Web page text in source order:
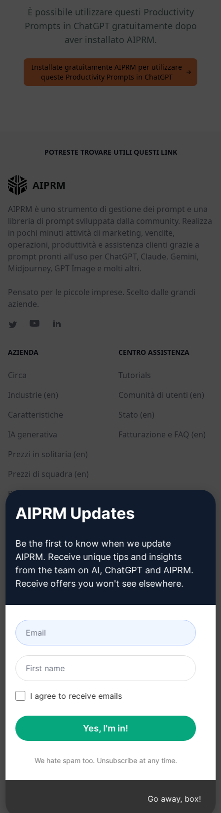
È possibile utilizzare questi Productivity
Prompts in ChatGPT gratuitamente dopo
aver installato AIPRM.
Installate gratuitamente AIPRM per utilizzare
queste Productivity Prompts in ChatGPT
POTRESTE TROVARE UTILI QUESTI LINK
AIPRM
AIPRM è uno strumento di gestione dei prompt e una
libreria di prompt sviluppata dalla community. Realizza
in pochi minuti attività di marketing, vendite,
operazioni, produttività e assistenza clienti grazie a
prompt pronti all'uso per ChatGPT, Claude, Gemini,
Midjourney, GPT Image e molti altri.
Pensato per le piccole imprese. Scelto dalle grandi
aziende.
AZIENDA
Circa
Industrie (en)
Caratteristiche
IA generativa
Prezzi in solitaria (en)
Prezzi di squadra (en)
Blog (en)
CENTRO ASSISTENZA
Tutorials
Comunità di utenti (en)
Stato (en)
Fatturazione e FAQ (en)
Informativa sulla privacy
(en)
Politica di utilizzo
Termini dell'estensione
del browser (en)
Termini di fatturazione
(en)
Come installare
Google Chrome (en)
Microsoft Edge (en)
© 2026
All logos, trademarks, and registered trademarks are the
AIPRM and other related brand names are registered
laws.
and EU CTM EU18823472, EU18830896.
AIPRM Updates
Be the first to know when we update
AIPRM. Receive unique tips and insights
from the team on AI, ChatGPT and AIPRM.
Receive offers you won't see elsewhere.
I agree to receive emails
Yes, I'm in!
We hate spam too. Unsubscribe at any time.
Go away, box!